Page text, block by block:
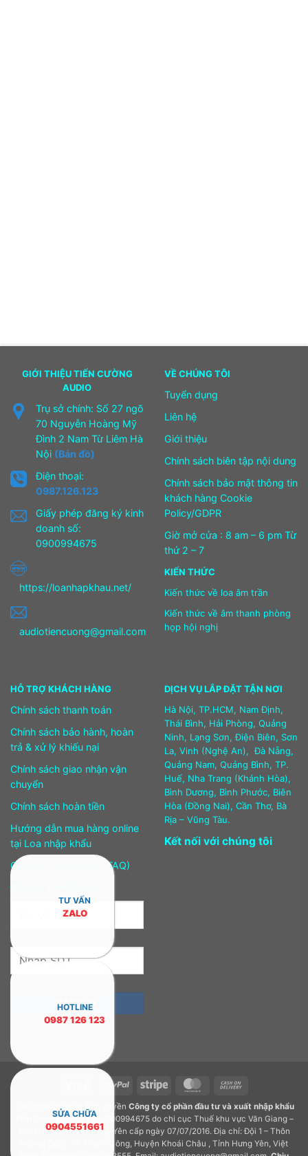
GIỚI THIỆU TIẾN CƯỜNG
AUDIO
Trụ sở chính: Số 27 ngõ
70 Nguyễn Hoàng Mỹ
Đình 2 Nam Từ Liêm Hà
Nội (Bản đồ)
Điện thoại:
0987.126.123
Giấy phép đăng ký kinh
doanh số:
0900994675
https://loanhapkhau.net/
audiotiencuong@gmail.com
VỀ CHÚNG TÔI
Tuyển dụng
Liên hệ
Giới thiệu
Chính sách biên tập nội dung
Chính sách bảo mật thông tin
khách hàng Cookie
Policy/GDPR
Giờ mở cửa : 8 am – 6 pm Từ
thứ 2 – 7
KIẾN THỨC
Kiến thức về loa âm trần
Kiến thức về âm thanh phòng
họp hội nghị
HỖ TRỢ KHÁCH HÀNG
Chính sách thanh toán
Chính sách bảo hành, hoàn
trả & xử lý khiếu nại
Chính sách giao nhận vận
chuyển
Chính sách hoàn tiền
Hướng dẫn mua hàng online
tại Loa nhập khẩu
Câu hỏi thường gặp (FAQ)
DỊCH VỤ LẮP ĐẶT TẬN NƠI
Hà Nội, TP.HCM, Nam Định,
Thái Bình, Hải Phòng, Quảng
Ninh, Lạng Sơn, Điện Biên, Sơn
La, Vinh (Nghệ An), Đà Nẵng,
Quảng Nam, Quảng Bình, TP.
Huế, Nha Trang (Khánh Hòa),
Bình Dương, Bình Phước, Biên
Hòa (Đồng Nai), Cần Thơ, Bà
Rịa – Vũng Tàu.
Kết nối với chúng tôi
PayPal Stripe MasterCard
Delivery
Copyright 2026 © Bản quyền Công ty cổ phần đầu tư và xuất nhập khẩu
Tiến Cường.GPDKKD: 0900994675 do chi cục Thuế khu vực Văn Giang –
Khoái Châu – Tỉnh Hưng Yên cấp ngày 07/07/2016. Địa chỉ: Đội 1 – Thôn
Hương Quất, Xã Thành Công, Huyện Khoái Châu , Tỉnh Hưng Yên, Việt
TƯ VẤN
ZALO
HOTLINE
0987 126 123
SỬA CHỮA
0904551661